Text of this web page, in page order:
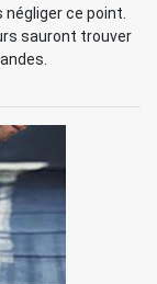
ce point.
sauront trouver